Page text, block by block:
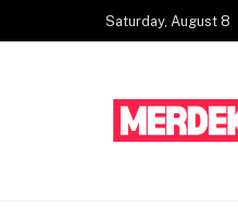
Saturday, August 8